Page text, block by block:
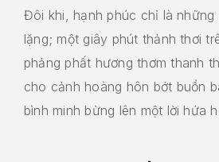
Đôi khi, hạnh phúc chỉ là những
lặng; một giây phút thảnh thơi
phảng phất hương thơm thanh
cho cảnh hoàng hôn bớt buồn
bình minh bừng lên một lời hứa